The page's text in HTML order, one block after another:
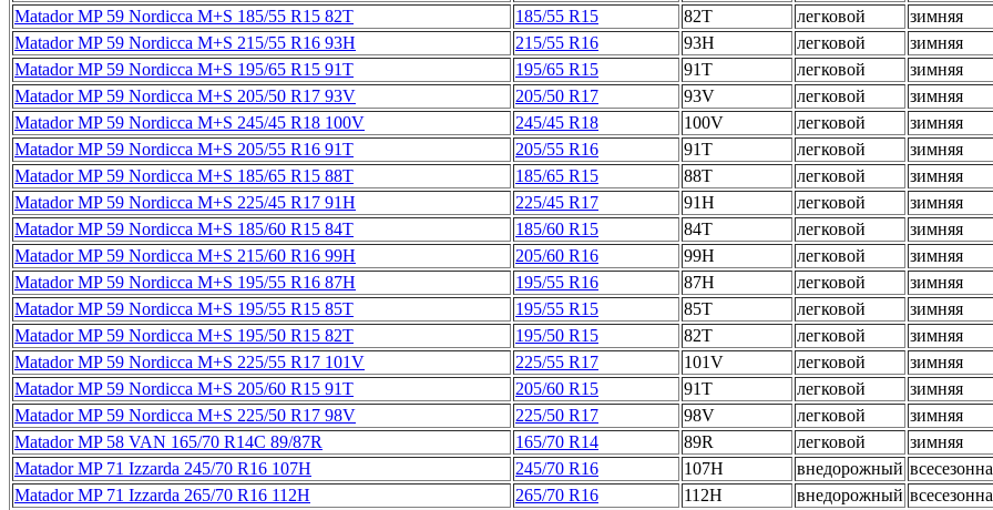
Matador MP 59 Nordicca M+S 185/55 R15 82T
185/55 R15 82T легковой зимняя
Matador MP 59 Nordicca M+S 215/55 R16 93H
215/55 R16 93H легковой зимняя
Matador MP 59 Nordicca M+S 195/65 R15 91T
195/65 R15 91T легковой зимняя
Matador MP 59 Nordicca M+S 205/50 R17 93V
205/50 R17 93V легковой зимняя
Matador MP 59 Nordicca M+S 245/45 R18 100V
245/45 R18 100V легковой зимняя
Matador MP 59 Nordicca M+S 205/55 R16 91T
205/55 R16 91T легковой зимняя
Matador MP 59 Nordicca M+S 185/65 R15 88T
185/65 R15 88T легковой зимняя
Matador MP 59 Nordicca M+S 225/45 R17 91H
225/45 R17 91H легковой зимняя
Matador MP 59 Nordicca M+S 185/60 R15 84T
185/60 R15 84T легковой зимняя
Matador MP 59 Nordicca M+S 215/60 R16 99H
205/60 R16 99H легковой зимняя
Matador MP 59 Nordicca M+S 195/55 R16 87H
195/55 R16 87H легковой зимняя
Matador MP 59 Nordicca M+S 195/55 R15 85T
195/55 R15 85T легковой зимняя
Matador MP 59 Nordicca M+S 195/50 R15 82T
195/50 R15 82T легковой зимняя
Matador MP 59 Nordicca M+S 225/55 R17 101V
225/55 R17 101V легковой зимняя
Matador MP 59 Nordicca M+S 205/60 R15 91T
205/60 R15 91T легковой зимняя
Matador MP 59 Nordicca M+S 225/50 R17 98V
225/50 R17 98V легковой зимняя
Matador MP 58 VAN 165/70 R14C 89/87R
165/70 R14 89R легковой зимняя
Matador MP 71 Izzarda 245/70 R16 107H
245/70 R16 107H внедорожный
Matador MP 71 Izzarda 265/70 R16 112H
265/70 R16 112H внедорожный